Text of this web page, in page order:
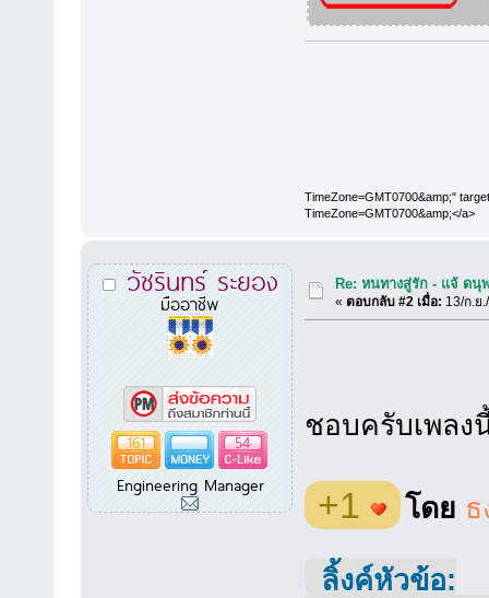
TimeZone=GMT0700&amp;"
TimeZone=GMT0700&amp;</a>
วัชรินทร์ ระยอง
มืออาชีพ
161
54
Engineering Manager
Re: หนทางสู่รัก - แจ้ ดนุ
«ตอบกลับ #2 เมื่อ: 13/ก.ย
ชอบครับเพลง
+1 โดย
ลิ้งค์หัวข้อ: